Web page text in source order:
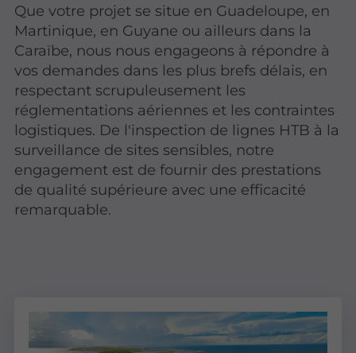
Que votre projet se situe en Guadeloupe, en
Martinique, en Guyane ou ailleurs dans la
Caraïbe, nous nous engageons à répondre à
vos demandes dans les plus brefs délais, en
respectant scrupuleusement les
réglementations aériennes et les contraintes
logistiques. De l'inspection de lignes HTB à la
surveillance de sites sensibles, notre
engagement est de fournir des prestations
de qualité supérieure avec une efficacité
remarquable.